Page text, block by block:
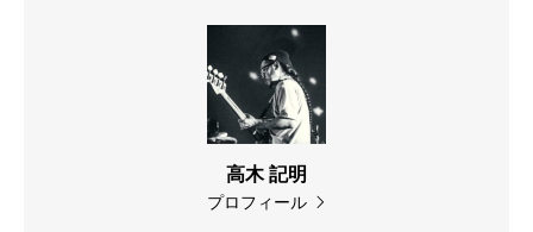
高木 記明
プロフィール